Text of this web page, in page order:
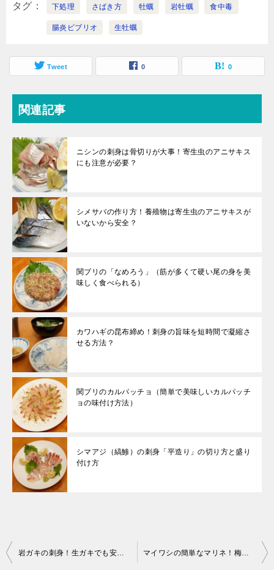
タグ 下処理 さばき方 牡蠣 岩牡蠣 食中毒
腸炎ビブリオ 生牡蠣
Tweet 0 0
関連記事
ニシンの刺身は骨切りが大事！寄生虫のアニサキス
にも注意が必要？
シメサバの作り方！養殖物は寄生虫のアニサキスが
いないから安全？
関ブリの「なめろう」（筋が多くて硬い尾の身を美
味しく食べられる）
カワハギの昆布締め！刺身の旨味を短時間で凝縮さ
せる方法？
関ブリのカルパッチョ（簡単で美味しいカルパッチ
ョの味付け方法）
シマアジ（縞鯵）の刺身「平造り」の切り方と盛り
付け方
投
岩ガキの刺身！生ガキでも安全に美味しく食べられる下処理方法とは？ マイワシの簡単なマリネ！梅雨時期が旬で脂のある真鰯！